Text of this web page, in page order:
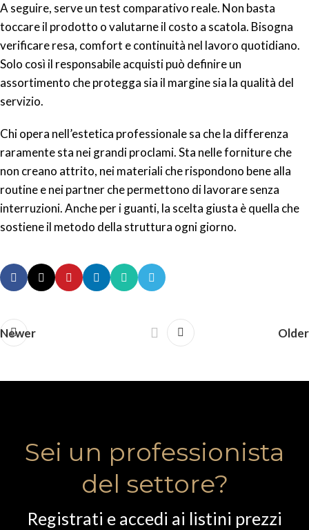
A seguire, serve un test comparativo reale. Non basta
toccare il prodotto o valutarne il costo a scatola. Bisogna
verificare resa, comfort e continuità nel lavoro quotidiano.
Solo così il responsabile acquisti può definire un
assortimento che protegga sia il margine sia la qualità del
servizio.
Chi opera nell’estetica professionale sa che la differenza
raramente sta nei grandi proclami. Sta nelle forniture che
non creano attrito, nei materiali che rispondono bene alla
routine e nei partner che permettono di lavorare senza
interruzioni. Anche per i guanti, la scelta giusta è quella che
sostiene il metodo della struttura ogni giorno.
Newer Older
Sei un professionista
del settore?
Registrati e accedi ai listini prezzi